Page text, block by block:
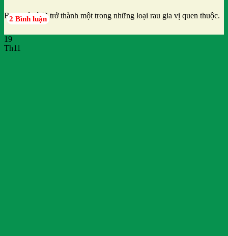
Rau ngò rí đã trở thành một trong những loại rau gia vị quen thuộc.
2 Bình luận
19
Th11